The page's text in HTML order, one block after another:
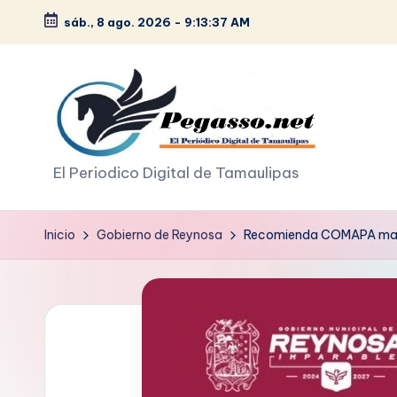
Saltar
contenido
sáb., 8 ago. 2026 - 9:13:37 AM
p
e
g
El Periodico Digital de Tamaulipas
Inicio Gobierno de Reynosa Recomienda COMAPA